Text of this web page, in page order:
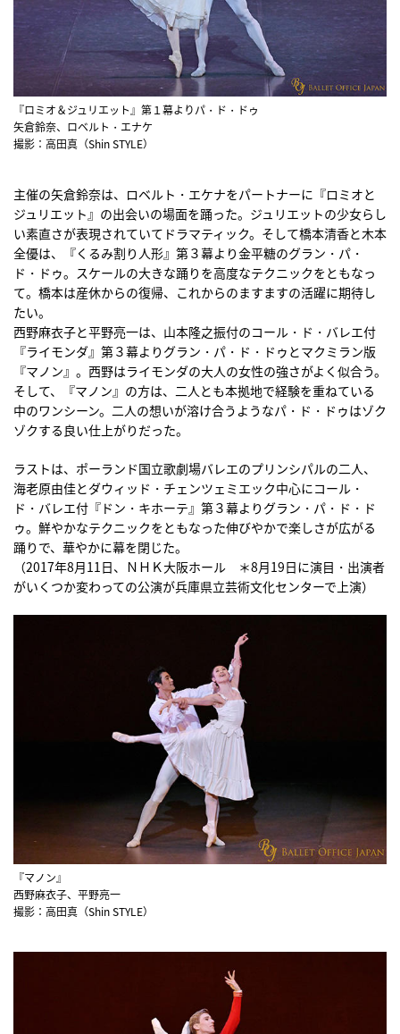
『ロミオ＆ジュリエット』第１幕よりパ・ド・ドゥ
矢倉鈴奈、ロベルト・エナケ
撮影：高田真（Shin STYLE）
主催の矢倉鈴奈は、ロベルト・エケナをパートナーに『ロミオと
ジュリエット』の出会いの場面を踊った。ジュリエットの少女らし
い素直さが表現されていてドラマティック。そして橋本清香と木本
全優は、『くるみ割り人形』第３幕より金平糖のグラン・パ・
ド・ドゥ。スケールの大きな踊りを高度なテクニックをともなっ
て。橋本は産休からの復帰、これからのますますの活躍に期待し
たい。
西野麻衣子と平野亮一は、山本隆之振付のコール・ド・バレエ付
『ライモンダ』第３幕よりグラン・パ・ド・ドゥとマクミラン版
『マノン』。西野はライモンダの大人の女性の強さがよく似合う。
そして、『マノン』の方は、二人とも本拠地で経験を重ねている
中のワンシーン。二人の想いが溶け合うようなパ・ド・ドゥはゾク
ゾクする良い仕上がりだった。
ラストは、ポーランド国立歌劇場バレエのプリンシパルの二人、
海老原由佳とダウィッド・チェンツェミエック中心にコール・
ド・バレエ付『ドン・キホーテ』第３幕よりグラン・パ・ド・ド
ゥ。鮮やかなテクニックをともなった伸びやかで楽しさが広がる
踊りで、華やかに幕を閉じた。
（2017年8月11日、ＮＨＫ大阪ホール ＊8月19日に演目・出演者
がいくつか変わっての公演が兵庫県立芸術文化センターで上演）
『マノン』
西野麻衣子、平野亮一
撮影：高田真（Shin STYLE）